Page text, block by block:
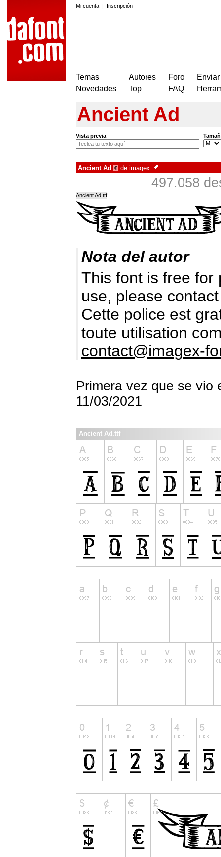
Mi cuenta | Inscripción
Temas
Novedades
Autores
Top
Foro
FAQ
Ancient Ad
Vista previa
Ancient Ad € de imagex
497.058
Ancient Ad.ttf
Nota del autor
This font is free for
use, please
Cette police est
toute utilisation
contact@imagex-
Primera vez que se vio
11/03/2021
Ancient Ad.ttf